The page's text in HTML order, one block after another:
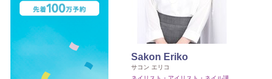
Sakon Eriko
サコン エリコ